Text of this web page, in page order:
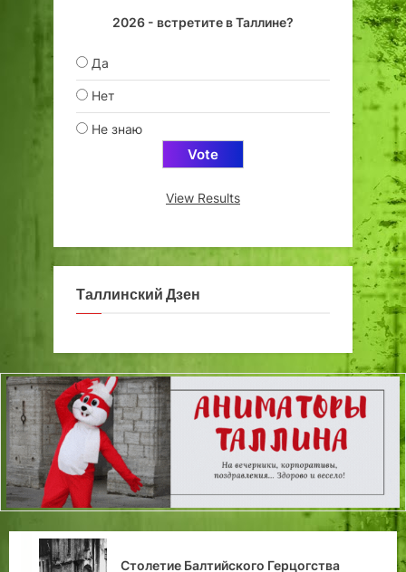
2026 - встретите в Таллине?
Да
Нет
Не знаю
View Results
Таллинский Дзен
Озеленение Старого города Таллина в